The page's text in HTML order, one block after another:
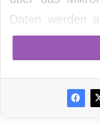
Daten werden
gesendet und
gibt der
er reagiert